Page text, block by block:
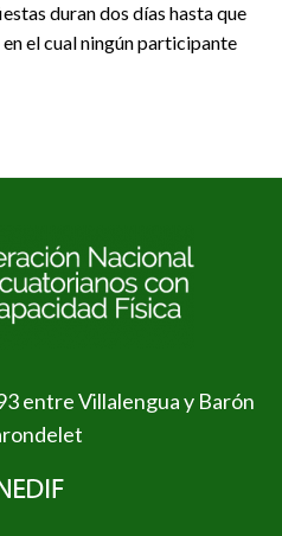
duran dos días hasta que
el cual ningún participante
entre Villalengua y Barón